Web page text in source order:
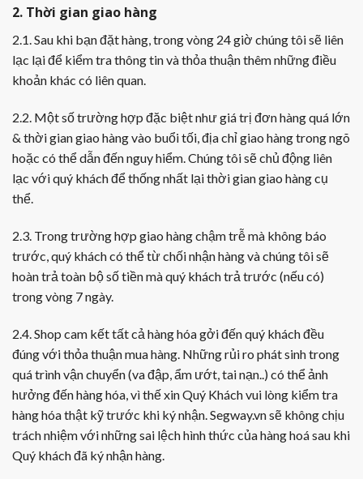
2. Thời gian giao hàng
2.1. Sau khi bạn đặt hàng, trong vòng 24 giờ chúng tôi sẽ liên
lạc lại để kiểm tra thông tin và thỏa thuận thêm những điều
khoản khác có liên quan.
2.2. Một số trường hợp đặc biệt như giá trị đơn hàng quá lớn
& thời gian giao hàng vào buổi tối, địa chỉ giao hàng trong ngõ
hoặc có thể dẫn đến nguy hiểm. Chúng tôi sẽ chủ động liên
lạc với quý khách để thống nhất lại thời gian giao hàng cụ
thể.
2.3. Trong trường hợp giao hàng chậm trễ mà không báo
trước, quý khách có thể từ chối nhận hàng và chúng tôi sẽ
hoàn trả toàn bộ số tiền mà quý khách trả trước (nếu có)
trong vòng 7 ngày.
2.4. Shop cam kết tất cả hàng hóa gởi đến quý khách đều
đúng với thỏa thuận mua hàng. Những rủi ro phát sinh trong
quá trình vận chuyển (va đập, ẩm ướt, tai nạn..) có thể ảnh
hưởng đến hàng hóa, vì thế xin Quý Khách vui lòng kiểm tra
hàng hóa thật kỹ trước khi ký nhận. Segway.vn sẽ không chịu
trách nhiệm với những sai lệch hình thức của hàng hoá sau khi
Quý khách đã ký nhận hàng.